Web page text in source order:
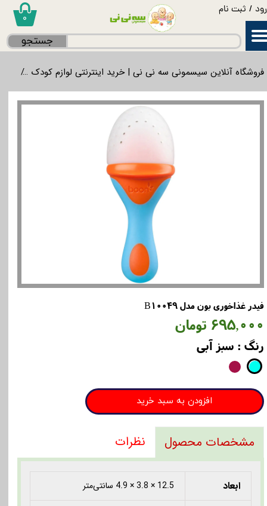
/ ثبت نام
حساب کاربری من
۰
جستجو
فروشگاه آنلاین سیسمونی سه نی نی | خرید اینترنتی لوازم کودک
فیدر غذاخوری بون مدل B10049
۶۹۵,۰۰۰ تومان
رنگ : سبز آبی
افزودن به سبد خرید
مشخصات محصول نظرات
ابعاد 12.5 × 3.8 × 4.9 سانتی‌متر